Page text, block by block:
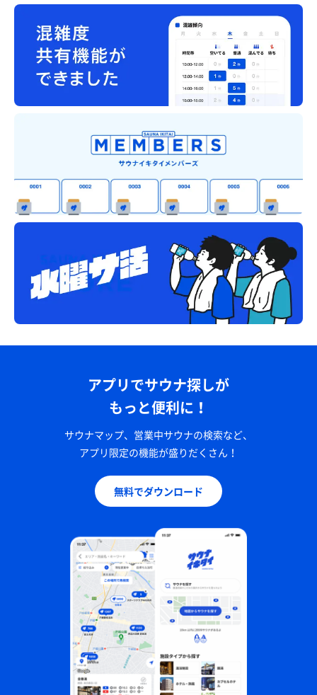
アプリでサウナ探しが
もっと便利に！
サウナマップ、営業中サウナの検索など、
アプリ限定の機能が盛りだくさん！
無料でダウンロード